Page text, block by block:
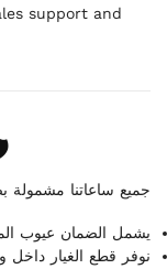
support and
جميع ساعاتنا مشمولة
يشمل الضمان عيوب
نوفر قطع الغيار داخل